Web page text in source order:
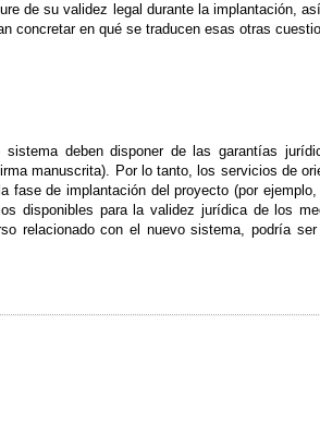
de su validez legal durante la implantación,
concretar en qué se traducen esas otras
deben disponer de las garantías
manuscrita). Por lo tanto, los servicios de
fase de implantación del proyecto (por
disponibles para la validez jurídica de los
relacionado con el nuevo sistema, podría